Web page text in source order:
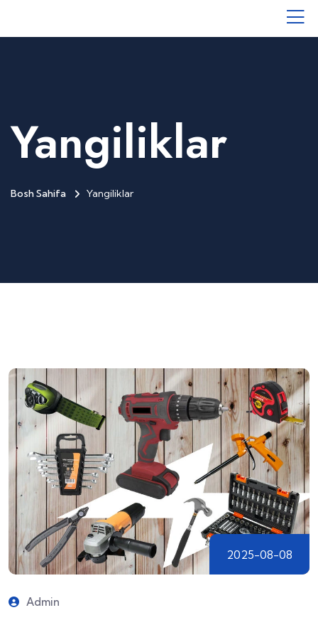
Yangiliklar
Bosh Sahifa Yangiliklar
2025-08-08
Admin